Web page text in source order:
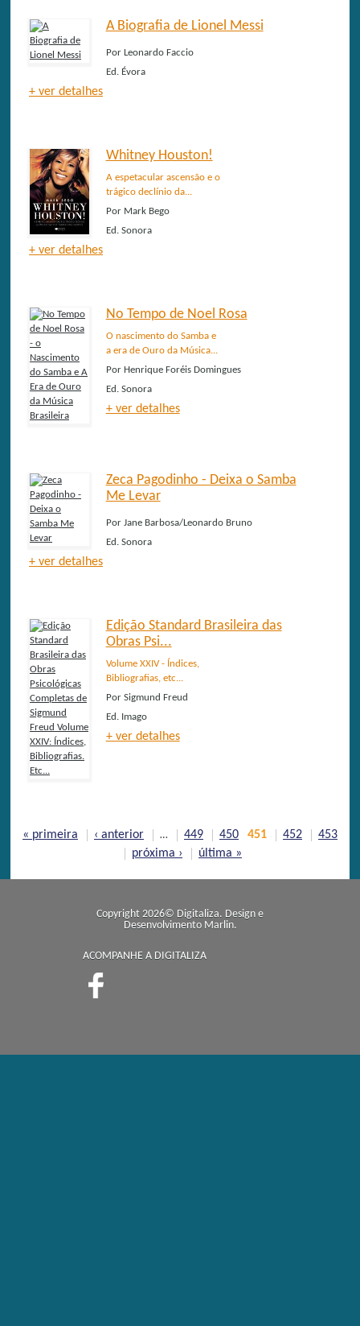
A Biografia de Lionel Messi
PorLeonardo Faccio
Ed.Évora
+ ver detalhes
Whitney Houston!
A espetacular ascensão e o
trágico declínio da...
PorMark Bego
Ed.Sonora
+ ver detalhes
No Tempo de Noel Rosa
O nascimento do Samba e
a era de Ouro da Música...
PorHenrique Foréis Domingues
Ed.Sonora
+ ver detalhes
Zeca Pagodinho - Deixa o Samba
Me Levar
PorJane Barbosa/Leonardo Bruno
Ed.Sonora
+ ver detalhes
Edição Standard Brasileira das
Obras Psi...
Volume XXIV - Índices,
Bibliografias, etc...
PorSigmund Freud
Ed.Imago
+ ver detalhes
Páginas
« primeira ‹ anterior … 449 450 451 452
453
próxima ›
última »
Copyright 2026© Digitaliza. Design e
Desenvolvimento Marlin.
ACOMPANHE A DIGITALIZA